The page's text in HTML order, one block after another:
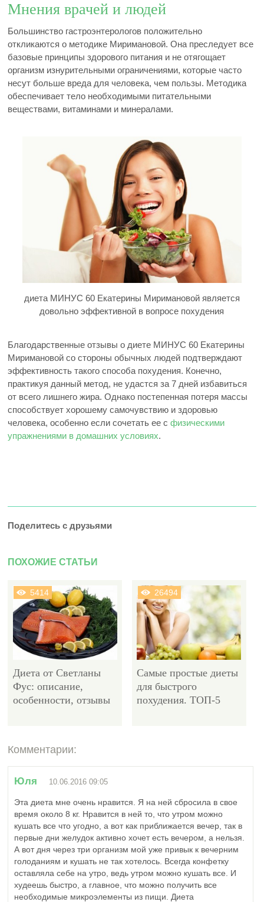
Мнения врачей и людей
Большинство гастроэнтерологов положительно
откликаются о методике Миримановой. Она преследует все
базовые принципы здорового питания и не отягощает
организм изнурительными ограничениями, которые часто
несут больше вреда для человека, чем пользы. Методика
обеспечивает тело необходимыми питательными
веществами, витаминами и минералами.
диета МИНУС 60 Екатерины Миримановой является
довольно эффективной в вопросе похудения
Благодарственные отзывы о диете МИНУС 60 Екатерины
Миримановой со стороны обычных людей подтверждают
эффективность такого способа похудения. Конечно,
практикуя данный метод, не удастся за 7 дней избавиться
от всего лишнего жира. Однако постепенная потеря массы
способствует хорошему самочувствию и здоровью
человека, особенно если сочетать ее сфизическими
упражнениями в домашних условиях.
Поделитесь с друзьями
ПОХОЖИЕ СТАТЬИ
5414
Диета от Светланы
Фус: описание,
особенности, отзывы
26494
Самые простые диеты
для быстрого
похудения. ТОП-5
3961
Диета Маргариты
Королевой: описание
и важные моменты
Комментарии:
Юля 10.06.2016 09:05
Эта диета мне очень нравится. Я на ней сбросила в свое
время около 8 кг. Нравится в ней то, что утром можно
кушать все что угодно, а вот как приближается вечер, так в
первые дни желудок активно хочет есть вечером, а нельзя.
А вот дня через три организм мой уже привык к вечерним
голоданиям и кушать не так хотелось. Всегда конфетку
оставляла себе на утро, ведь утром можно кушать все. И
худеешь быстро, а главное, что можно получить все
необходимые микроэлементы из пищи. Диета